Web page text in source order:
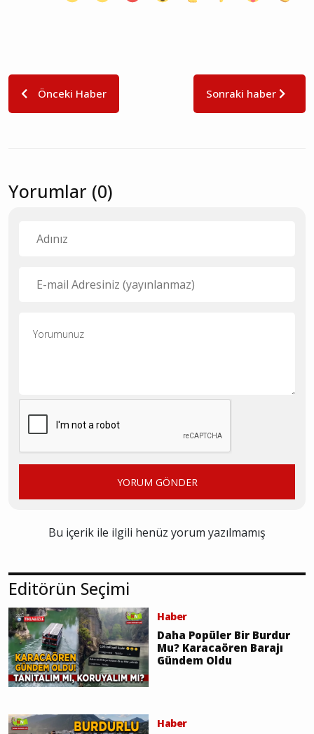
Önceki Haber Sonraki haber
Yorumlar (0)
YORUM GÖNDER
Bu içerik ile ilgili henüz yorum yazılmamış
Editörün Seçimi
Haber
Daha Popüler Bir Burdur
Mu? Karacaören Barajı
Gündem Oldu
Haber